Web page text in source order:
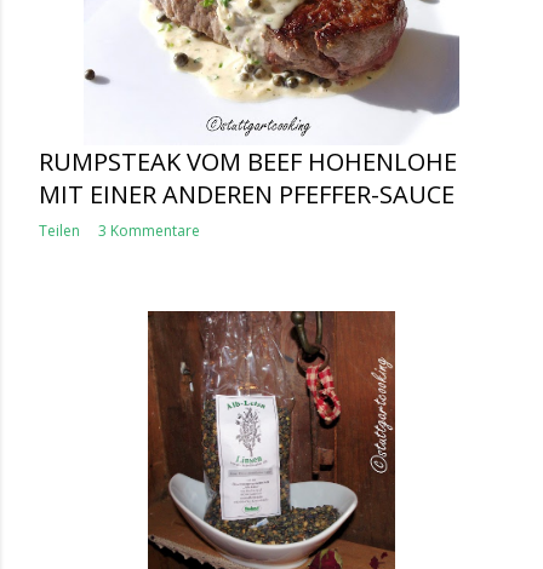
RUMPSTEAK VOM BEEF HOHENLOHE
MIT EINER ANDEREN PFEFFER-SAUCE
Teilen 3 Kommentare